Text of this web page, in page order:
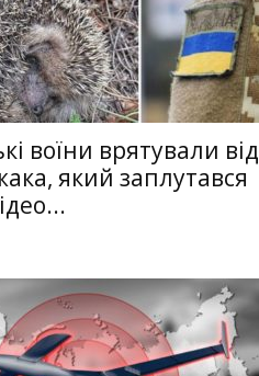
воїни врятували від
який заплутався